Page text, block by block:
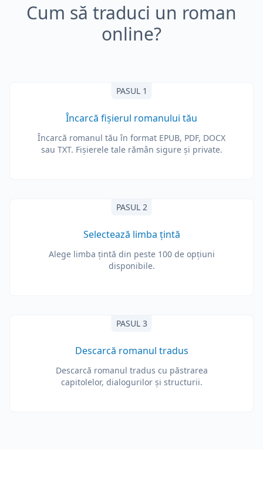
Cum să traduci un roman
online?
PASUL 1
Încarcă fișierul romanului tău
Încarcă romanul tău în format EPUB, PDF, DOCX
sau TXT. Fișierele tale rămân sigure și private.
PASUL 2
Selectează limba țintă
Alege limba țintă din peste 100 de opțiuni
disponibile.
PASUL 3
Descarcă romanul tradus
Descarcă romanul tradus cu păstrarea
capitolelor, dialogurilor și structurii.